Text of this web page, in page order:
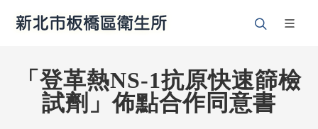
「登革熱NS-1抗原快速篩檢
試劑」佈點合作同意書